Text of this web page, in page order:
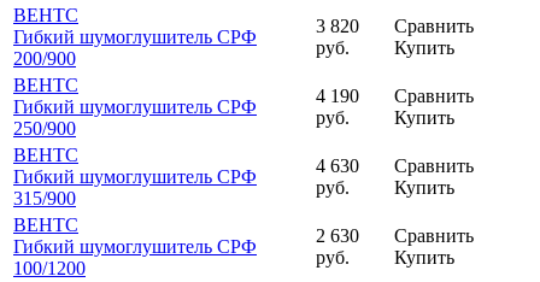
ВЕНТС
Гибкий шумоглушитель СРФ
200/900
3 820
руб.
Сравнить
Купить
ВЕНТС
Гибкий шумоглушитель СРФ
250/900
4 190
руб.
Сравнить
Купить
ВЕНТС
Гибкий шумоглушитель СРФ
315/900
4 630
руб.
Сравнить
Купить
ВЕНТС
Гибкий шумоглушитель СРФ
100/1200
2 630
руб.
Сравнить
Купить